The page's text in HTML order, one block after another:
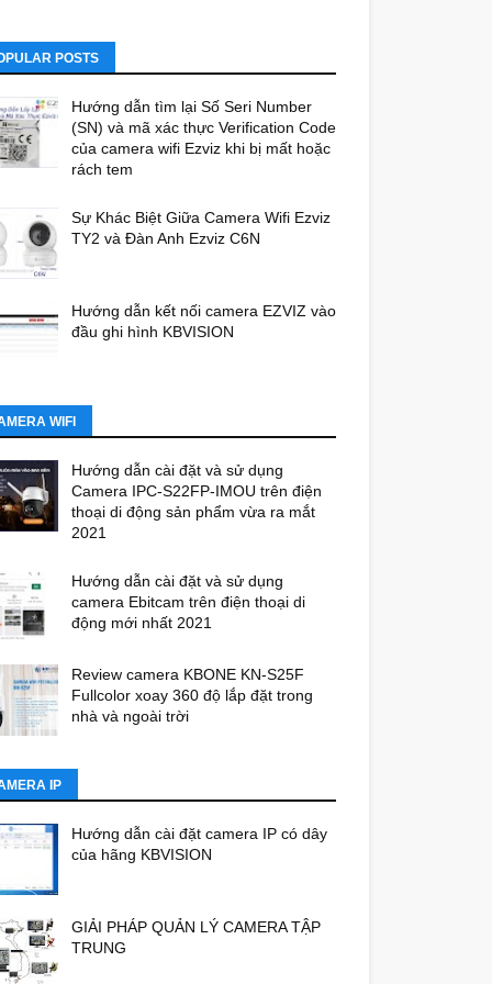
POSTS
Hướng dẫn tìm lại Số Seri Number
(SN) và mã xác thực Verification Code
của camera wifi Ezviz khi bị mất hoặc
rách tem
Sự Khác Biệt Giữa Camera Wifi Ezviz
TY2 và Đàn Anh Ezviz C6N
Hướng dẫn kết nối camera EZVIZ vào
đầu ghi hình KBVISION
WIFI
Hướng dẫn cài đặt và sử dụng
Camera IPC-S22FP-IMOU trên điện
thoại di động sản phẩm vừa ra mắt
2021
Hướng dẫn cài đặt và sử dụng
camera Ebitcam trên điện thoại di
động mới nhất 2021
Review camera KBONE KN-S25F
Fullcolor xoay 360 độ lắp đặt trong
nhà và ngoài trời
IP
Hướng dẫn cài đặt camera IP có dây
của hãng KBVISION
GIẢI PHÁP QUẢN LÝ CAMERA TẬP
TRUNG